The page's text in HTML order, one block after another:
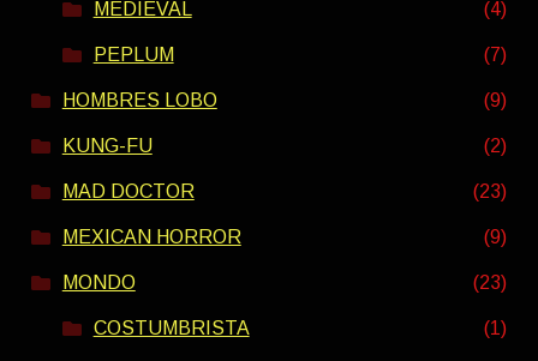
MEDIEVAL (4)
PEPLUM (7)
HOMBRES LOBO (9)
KUNG-FU (2)
MAD DOCTOR (23)
MEXICAN HORROR (9)
MONDO (23)
COSTUMBRISTA (1)